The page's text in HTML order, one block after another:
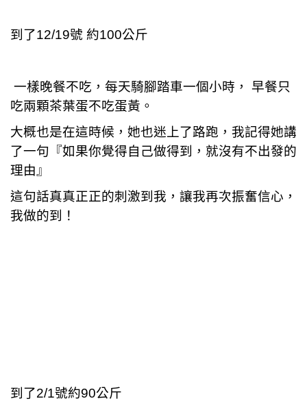
到了12/19號 約100公斤
一樣晚餐不吃，每天騎腳踏車一個小時， 早餐只
吃兩顆茶葉蛋不吃蛋黃。
大概也是在這時候，她也迷上了路跑，我記得她講
了一句『如果你覺得自己做得到，就沒有不出發的
理由』
這句話真真正正的刺激到我，讓我再次振奮信心，
我做的到！
到了2/1號約90公斤